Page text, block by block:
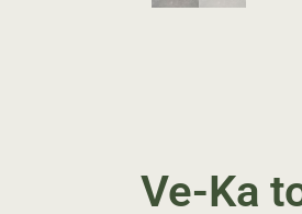
Ve-Ka